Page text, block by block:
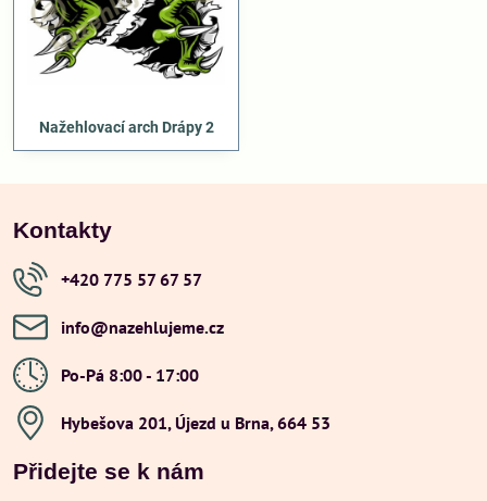
Nažehlovací arch Drápy 2
Kontakty
+420 775 57 67 57
info​@nazehlujeme​.cz
Po-Pá 8:00 - 17:00
Hybešova 201, Újezd u Brna, 664 53
Přidejte se k nám